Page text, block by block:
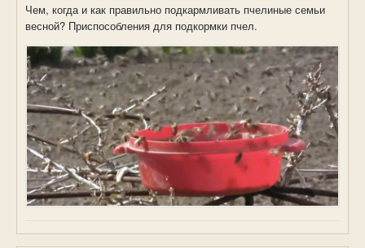
Чем, когда и как правильно подкармливать пчелиные семьи
весной? Приспособления для подкормки пчел.